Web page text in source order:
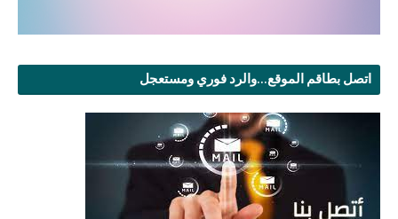
اتصل بطاقم الموقع...والرد فوري ومستعجل